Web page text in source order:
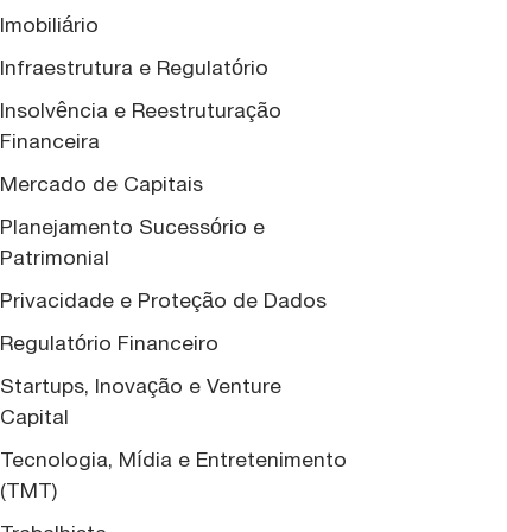
Imobiliário
Infraestrutura e Regulatório
Insolvência e Reestruturação
Financeira
Mercado de Capitais
Planejamento Sucessório e
Patrimonial
Privacidade e Proteção de Dados
Regulatório Financeiro
Startups, Inovação e Venture
Capital
Tecnologia, Mídia e Entretenimento
(TMT)